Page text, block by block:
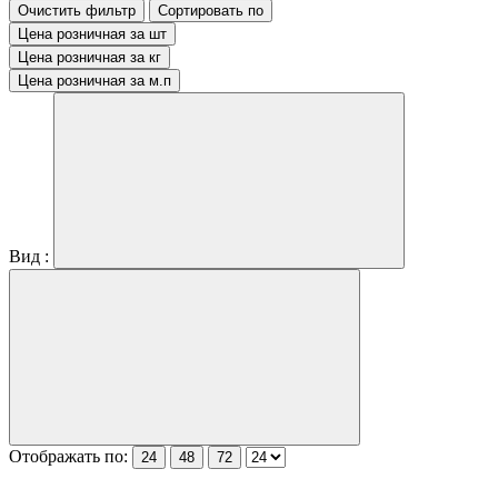
Очистить фильтр
Сортировать по
Цена розничная за шт
Цена розничная за кг
Цена розничная за м.п
Вид :
Отображать по: 24 48 72